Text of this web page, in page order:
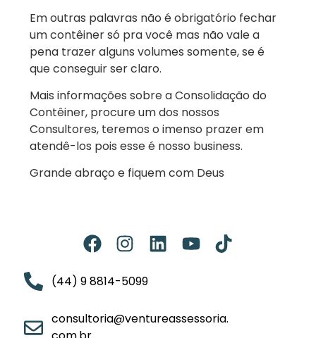
Em outras palavras não é obrigatório fechar
um contêiner só pra você mas não vale a
pena trazer alguns volumes somente, se é
que conseguir ser claro.
Mais informações sobre a Consolidação do
Contêiner, procure um dos nossos
Consultores, teremos o imenso prazer em
atendê-los pois esse é nosso business.
Grande abraço e fiquem com Deus
(44) 9 8814-5099
consultoria@ventureassessoria.